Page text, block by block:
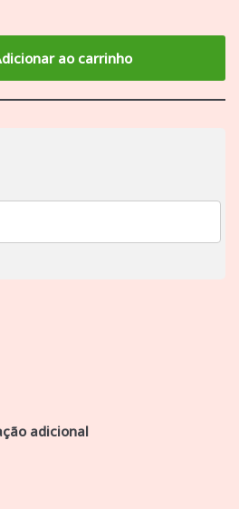
ao carrinho
adicional